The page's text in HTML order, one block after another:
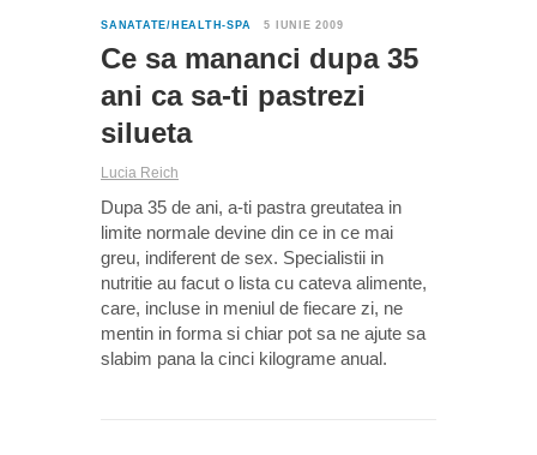
SANATATE/HEALTH-SPA 5 IUNIE 2009
Ce sa mananci dupa 35
ani ca sa-ti pastrezi
silueta
Lucia Reich
Dupa 35 de ani, a-ti pastra greutatea in
limite normale devine din ce in ce mai
greu, indiferent de sex. Specialistii in
nutritie au facut o lista cu cateva alimente,
care, incluse in meniul de fiecare zi, ne
mentin in forma si chiar pot sa ne ajute sa
slabim pana la cinci kilograme anual.